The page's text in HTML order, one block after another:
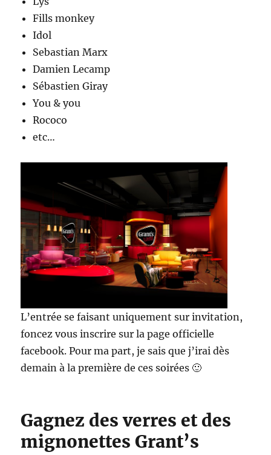
Fills monkey
Idol
Sebastian Marx
Damien Lecamp
Sébastien Giray
You & you
Rococo
etc…
L’entrée se faisant uniquement sur invitation,
foncez vous inscrire sur la page officielle
facebook. Pour ma part, je sais que j’irai dès
demain à la première de ces soirées 🙂
Gagnez des verres et des
mignonettes Grant’s